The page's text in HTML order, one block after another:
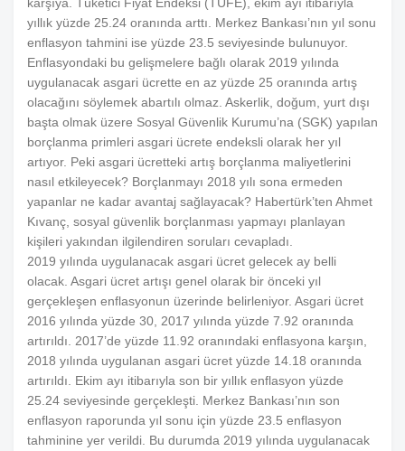
yıllık yüzde 25.24 oranında arttı. Merkez Bankası’nın yıl sonu
enflasyon tahmini ise yüzde 23.5 seviyesinde bulunuyor.
Enflasyondaki bu gelişmelere bağlı olarak 2019 yılında
uygulanacak asgari ücrette en az yüzde 25 oranında artış
olacağını söylemek abartılı olmaz. Askerlik, doğum, yurt dışı
başta olmak üzere Sosyal Güvenlik Kurumu’na (SGK) yapılan
borçlanma primleri asgari ücrete endeksli olarak her yıl
artıyor. Peki asgari ücretteki artış borçlanma maliyetlerini
nasıl etkileyecek? Borçlanmayı 2018 yılı sona ermeden
yapanlar ne kadar avantaj sağlayacak? Habertürk’ten Ahmet
Kıvanç, sosyal güvenlik borçlanması yapmayı planlayan
kişileri yakından ilgilendiren soruları cevapladı.
2019 yılında uygulanacak asgari ücret gelecek ay belli
olacak. Asgari ücret artışı genel olarak bir önceki yıl
gerçekleşen enflasyonun üzerinde belirleniyor. Asgari ücret
2016 yılında yüzde 30, 2017 yılında yüzde 7.92 oranında
artırıldı. 2017’de yüzde 11.92 oranındaki enflasyona karşın,
2018 yılında uygulanan asgari ücret yüzde 14.18 oranında
artırıldı. Ekim ayı itibarıyla son bir yıllık enflasyon yüzde
25.24 seviyesinde gerçekleşti. Merkez Bankası’nın son
enflasyon raporunda yıl sonu için yüzde 23.5 enflasyon
tahminine yer verildi. Bu durumda 2019 yılında uygulanacak